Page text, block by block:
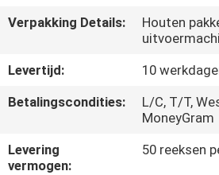
NEEM
CONTACT
ONS
Verpakking Details:
Houten
Levertijd:
10
Betalingscondities:
L/C, T/T,
MoneyGram
Levering
vermogen:
50 reeksen